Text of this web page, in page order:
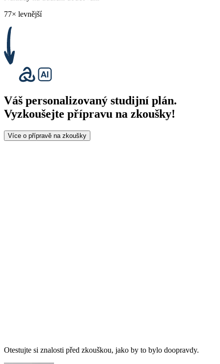
77× levnější
Váš personalizovaný studijní plán.
Vyzkoušejte přípravu na zkoušky!
Více o přípravě na zkoušky
Otestujte si znalosti před zkouškou, jako by to bylo doopravdy.